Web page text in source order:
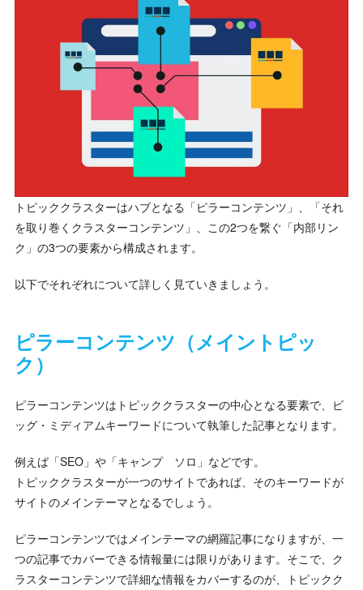
トピッククラスターはハブとなる「ピラーコンテンツ」、「それ
を取り巻くクラスターコンテンツ」、この2つを繋ぐ「内部リン
ク」の3つの要素から構成されます。
以下でそれぞれについて詳しく見ていきましょう。
ピラーコンテンツ（メイントピッ
ク）
ピラーコンテンツはトピッククラスターの中心となる要素で、ビ
ッグ・ミディアムキーワードについて執筆した記事となります。
例えば「SEO」や「キャンプ ソロ」などです。
トピッククラスターが一つのサイトであれば、そのキーワードが
サイトのメインテーマとなるでしょう。
ピラーコンテンツではメインテーマの網羅記事になりますが、一
つの記事でカバーできる情報量には限りがあります。そこで、ク
ラスターコンテンツで詳細な情報をカバーするのが、トピックク